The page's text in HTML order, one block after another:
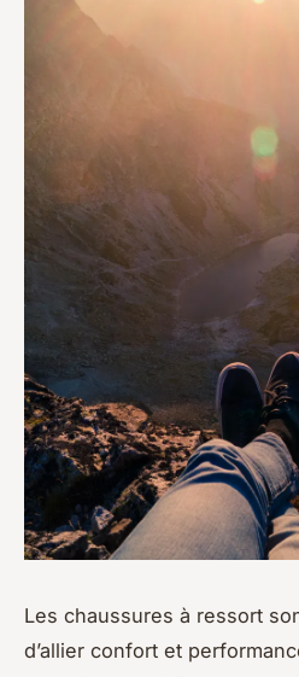
Les chaussures à ressort
d’allier confort et